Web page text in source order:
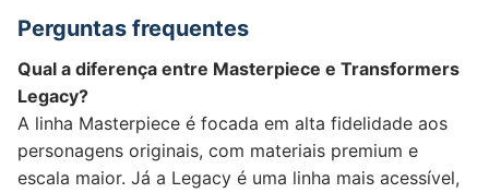
Perguntas frequentes
Qual a diferença entre Masterpiece e Transformers
Legacy?
A linha Masterpiece é focada em alta fidelidade aos
personagens originais, com materiais premium e
escala maior. Já a Legacy é uma linha mais acessível,